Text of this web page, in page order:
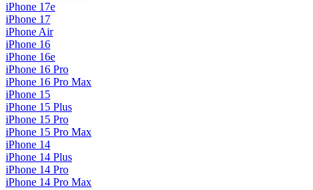
iPhone 17e
iPhone 17
iPhone Air
iPhone 16
iPhone 16e
iPhone 16 Pro
iPhone 16 Pro Max
iPhone 15
iPhone 15 Plus
iPhone 15 Pro
iPhone 15 Pro Max
iPhone 14
iPhone 14 Plus
iPhone 14 Pro
iPhone 14 Pro Max